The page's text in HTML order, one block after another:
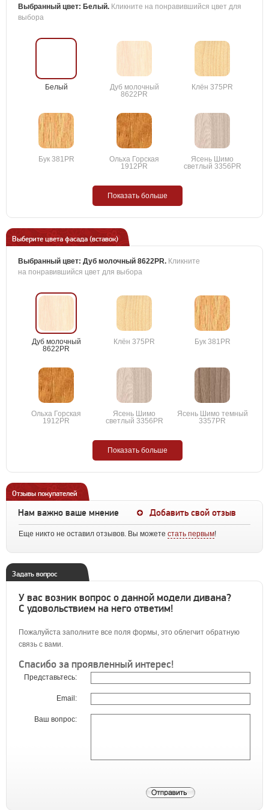
Выбранный цвет: Белый. Кликните на понравившийся цвет для
выбора
Белый
Дуб молочный
8622PR
Клён 375PR
Бук 381PR
Ольха Горская
1912PR
Ясень Шимо
светлый 3356PR
Показать больше
Выберите цвета фасада (вставок)
Выбранный цвет: Дуб молочный 8622PR. Кликните
на понравившийся цвет для выбора
Дуб молочный
8622PR
Клён 375PR Бук 381PR
Ольха Горская
1912PR
Ясень Шимо
светлый 3356PR
Ясень Шимо темный
3357PR
Показать больше
Отзывы покупателей
Нам важно ваше мнение Добавить свой отзыв
Еще никто не оставил отзывов. Вы можете стать первым!
Задать вопрос
У вас возник вопрос о данной модели дивана?
С удовольствием на него ответим!
Пожалуйста заполните все поля формы, это облегчит обратную
связь с вами.
Спасибо за проявленный интерес!
Представьтесь:
Email:
Ваш вопрос: